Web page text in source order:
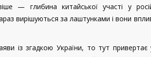
— глибина китайської участі у
вирішуються за лаштунками і вони
із згадкою України, то тут привертає